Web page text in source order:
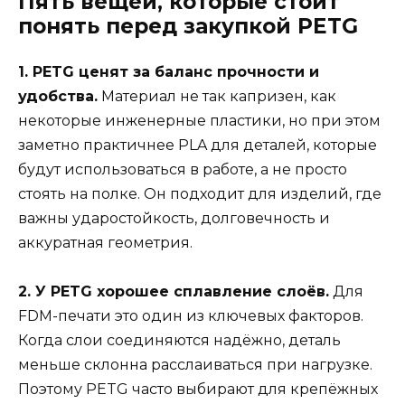
понять перед закупкой PETG
1. PETG ценят за баланс прочности и
удобства. Материал не так капризен, как
некоторые инженерные пластики, но при этом
заметно практичнее PLA для деталей, которые
будут использоваться в работе, а не просто
стоять на полке. Он подходит для изделий, где
важны ударостойкость, долговечность и
аккуратная геометрия.
2. У PETG хорошее сплавление слоёв. Для
FDM-печати это один из ключевых факторов.
Когда слои соединяются надёжно, деталь
меньше склонна расслаиваться при нагрузке.
Поэтому PETG часто выбирают для крепёжных